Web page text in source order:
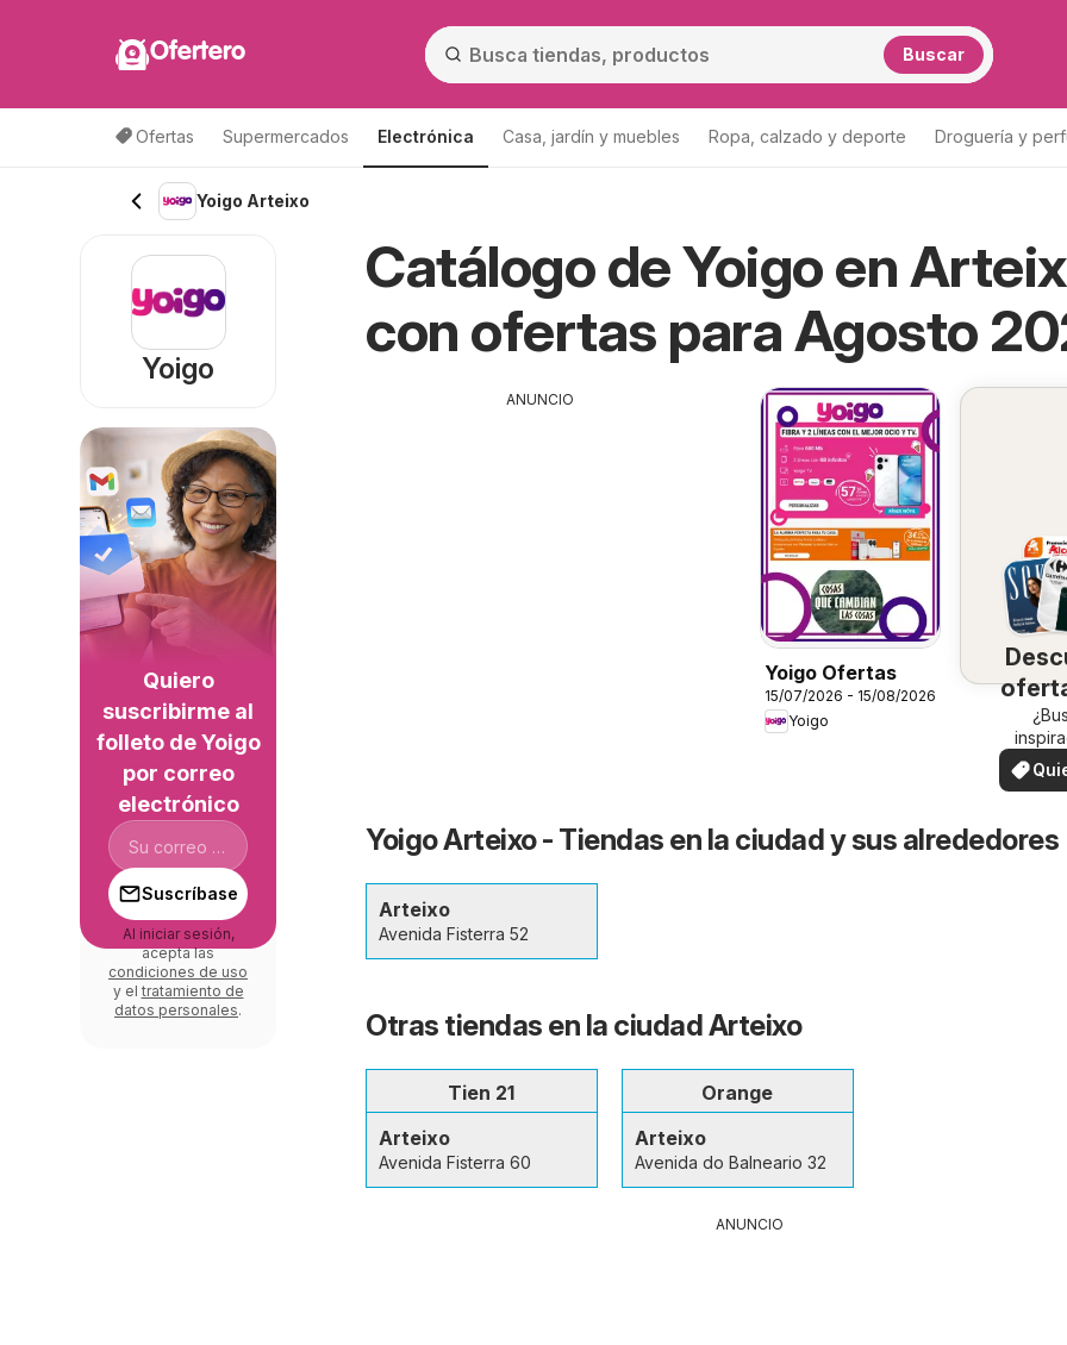
Ofertero Buscar
Ofertas Supermercados Electrónica Casa, jardín y muebles Ropa, calzado y deporte Droguería y
Yoigo Arteixo
Catálogo de Yoigo en
con ofertas para Agosto
ANUNCIO
Yoigo Ofertas
15/07/2026 - 15/08/2026
Yoigo
su
¡Vea
en su
ver
Yoigo Arteixo - Tiendas en la ciudad y sus alrededores
Arteixo
Avenida Fisterra 52
Otras tiendas en la ciudad Arteixo
Tien 21
Arteixo
Avenida Fisterra 60
Orange
Arteixo
Avenida do Balneario 32
ANUNCIO
Yoigo
Quiero
suscribirme al
folleto de Yoigo
por correo
electrónico
Suscríbase
Al iniciar sesión,
acepta las
condiciones de uso
y el tratamiento de
datos personales.